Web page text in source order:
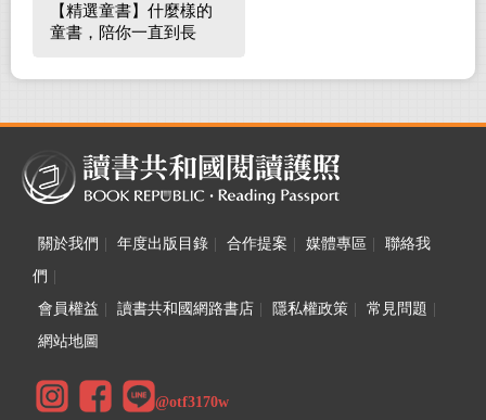
【精選童書】什麼樣的
童書，陪你一直到長
關於我們 年度出版目錄 合作提案 媒體專區
聯絡我
們
會員權益
讀書共和國網路書店 隱私權政策 常見問題
網站地圖
@otf3170w